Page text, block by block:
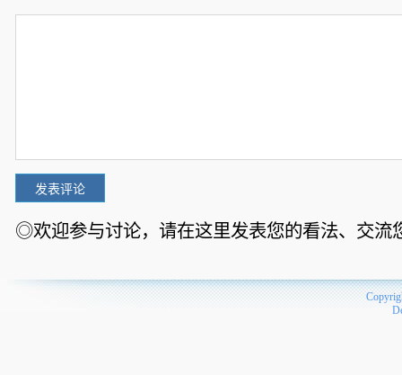
◎欢迎参与讨论，请在这里发表您的看法、交流